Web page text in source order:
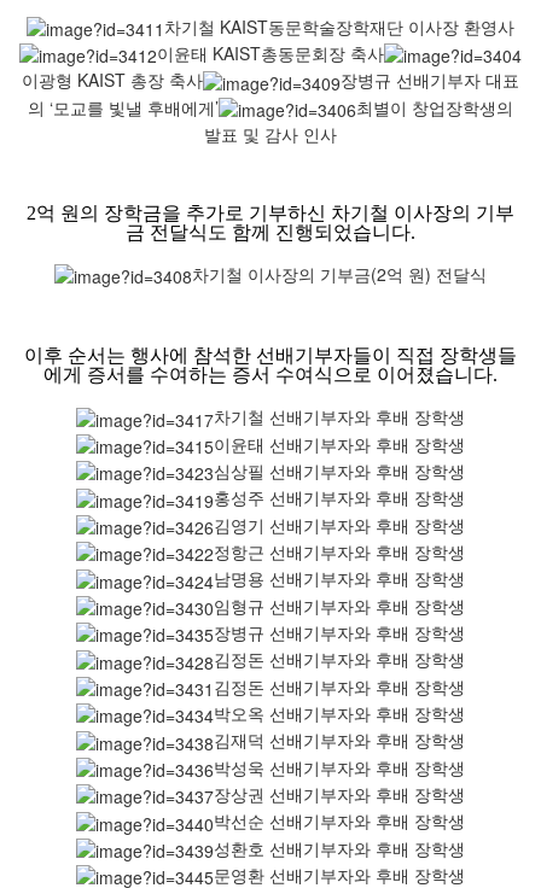
차기철 KAIST동문학술장학재단 이사장 환영사
이윤태 KAIST총동문회장 축사
이광형 KAIST 총장 축사
장병규 선배기부자 대표
의 ‘모교를 빛낼 후배에게’
최별이 창업장학생의
발표 및 감사 인사
2억 원의 장학금을 추가로 기부하신 차기철 이사장의 기부
금 전달식도 함께 진행되었습니다.
차기철 이사장의 기부금(2억 원) 전달식
이후 순서는 행사에 참석한 선배기부자들이 직접 장학생들
에게 증서를 수여하는 증서 수여식으로 이어졌습니다.
차기철 선배기부자와 후배 장학생
이윤태 선배기부자와 후배 장학생
심상필 선배기부자와 후배 장학생
홍성주 선배기부자와 후배 장학생
김영기 선배기부자와 후배 장학생
정항근 선배기부자와 후배 장학생
남명용 선배기부자와 후배 장학생
임형규 선배기부자와 후배 장학생
장병규 선배기부자와 후배 장학생
김정돈 선배기부자와 후배 장학생
김정돈 선배기부자와 후배 장학생
박오옥 선배기부자와 후배 장학생
김재덕 선배기부자와 후배 장학생
박성욱 선배기부자와 후배 장학생
장상권 선배기부자와 후배 장학생
박선순 선배기부자와 후배 장학생
성환호 선배기부자와 후배 장학생
문영환 선배기부자와 후배 장학생